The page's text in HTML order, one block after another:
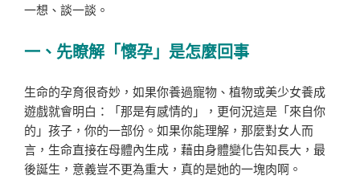
一想、談一談。
一、先瞭解「懷孕」是怎麼回事
生命的孕育很奇妙，如果你養過寵物、植物或美少女養成
遊戲就會明白：「那是有感情的」，更何況這是「來自你
的」孩子，你的一部份。如果你能理解，那麼對女人而
言，生命直接在母體內生成，藉由身體變化告知長大，最
後誕生，意義豈不更為重大，真的是她的一塊肉啊。